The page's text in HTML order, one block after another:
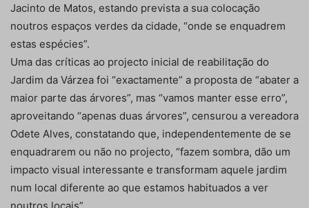
Jacinto de Matos, estando prevista a sua colocação
noutros espaços verdes da cidade, “onde se enquadrem
estas espécies”.
Uma das críticas ao projecto inicial de reabilitação do
Jardim da Várzea foi “exactamente” a proposta de “abater a
maior parte das árvores”, mas “vamos manter esse erro”,
aproveitando “apenas duas árvores”, censurou a vereadora
Odete Alves, constatando que, independentemente de se
enquadrarem ou não no projecto, “fazem sombra, dão um
impacto visual interessante e transformam aquele jardim
num local diferente ao que estamos habituados a ver
noutros locais”.